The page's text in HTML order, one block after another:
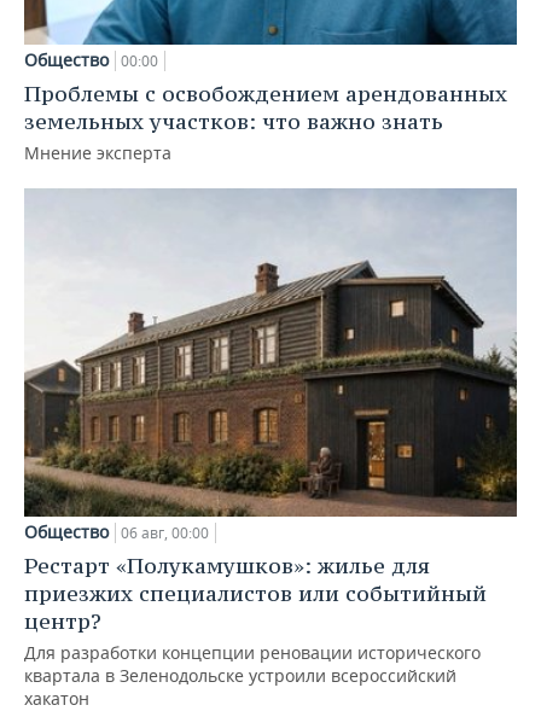
Общество 00:00
Проблемы с освобождением арендованных
земельных участков: что важно знать
Мнение эксперта
Общество 06 авг, 00:00
Рестарт «Полукамушков»: жилье для
приезжих специалистов или событийный
центр?
Для разработки концепции реновации исторического
квартала в Зеленодольске устроили всероссийский
хакатон